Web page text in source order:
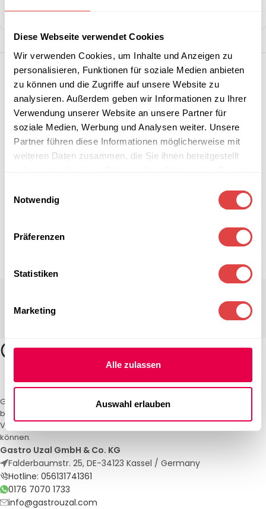
Diese Webseite verwendet Cookies
Wir verwenden Cookies, um Inhalte und Anzeigen zu
personalisieren, Funktionen für soziale Medien anbieten
zu können und die Zugriffe auf unsere Website zu
analysieren. Außerdem geben wir Informationen zu Ihrer
Verwendung unserer Website an unsere Partner für
soziale Medien, Werbung und Analysen weiter. Unsere
Partner führen diese Informationen möglicherweise mit
weiteren Daten zusammen, die Sie ihnen bereitgestellt
Notwendig
Präferenzen
Statistiken
Marketing
Alle zulassen
Auswahl erlauben
Teilen:
Gastro Uzal – Ihr Spezialist für Gastronomiemöbel und -textilien. Wir
bieten maßgeschneiderte Lösungen für Restaurants, Hotels und
Veranstaltungen. Qualität und Service, auf die Sie sich verlassen
können.
Gastro Uzal GmbH & Co. KG
Falderbaumstr. 25, DE-34123 Kassel / Germany
Hotline: 056131741361
0176 7070 1733
info@gastrouzal.com